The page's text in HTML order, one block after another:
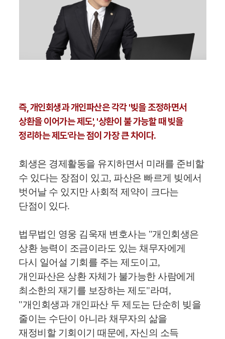
즉, 개인회생과 개인파산은 각각 '빚을 조정하면서
상환을 이어가는 제도', '상환이 불 가능할 때 빚을
정리하는 제도'라는 점이 가장 큰 차이다.
회생은 경제활동을 유지하면서 미래를 준비할
수 있다는 장점이 있고, 파산은 빠르게 빚에서
벗어날 수 있지만 사회적 제약이 크다는
단점이 있다.
법무법인 영웅 김욱재 변호사는 "개인회생은
상환 능력이 조금이라도 있는 채무자에게
다시 일어설 기회를 주는 제도이고,
개인파산은 상환 자체가 불가능한 사람에게
최소한의 재기를 보장하는 제도"라며,
"개인회생과 개인파산 두 제도는 단순히 빚을
줄이는 수단이 아니라 채무자의 삶을
재정비할 기회이기 때문에, 자신의 소득